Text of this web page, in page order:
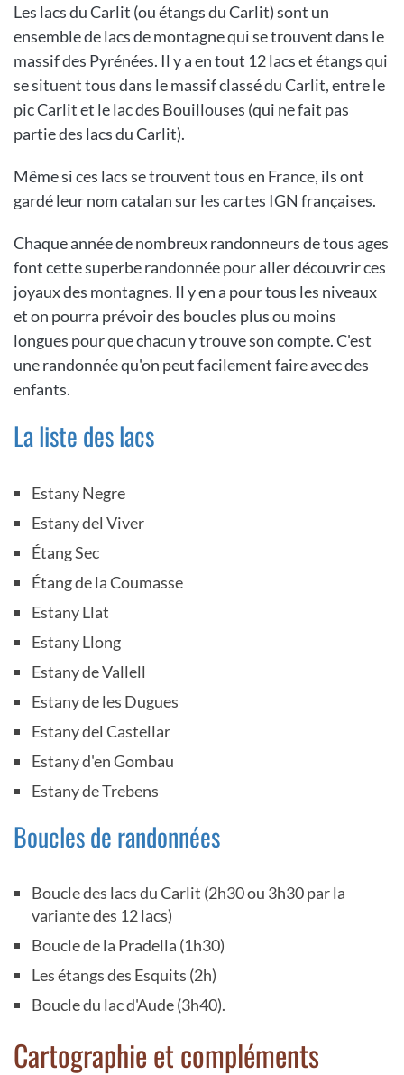
Les lacs du Carlit (ou étangs du Carlit) sont un
ensemble de lacs de montagne qui se trouvent dans le
massif des Pyrénées. Il y a en tout 12 lacs et étangs qui
se situent tous dans le massif classé du Carlit, entre le
pic Carlit et le lac des Bouillouses (qui ne fait pas
partie des lacs du Carlit).
Même si ces lacs se trouvent tous en France, ils ont
gardé leur nom catalan sur les cartes IGN françaises.
Chaque année de nombreux randonneurs de tous ages
font cette superbe randonnée pour aller découvrir ces
joyaux des montagnes. Il y en a pour tous les niveaux
et on pourra prévoir des boucles plus ou moins
longues pour que chacun y trouve son compte. C'est
une randonnée qu'on peut facilement faire avec des
enfants.
La liste des lacs
Estany Negre
Estany del Viver
Étang Sec
Étang de la Coumasse
Estany Llat
Estany Llong
Estany de Vallell
Estany de les Dugues
Estany del Castellar
Estany d'en Gombau
Estany de Trebens
Boucles de randonnées
Boucle des lacs du Carlit (2h30 ou 3h30 par la
variante des 12 lacs)
Boucle de la Pradella (1h30)
Les étangs des Esquits (2h)
Boucle du lac d'Aude (3h40).
Cartographie et compléments